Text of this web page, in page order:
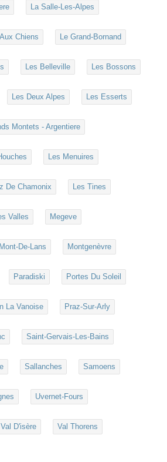
La Salle-Les-Alpes
Chiens Le Grand-Bornand
Les Belleville Les Bossons
Les Deux Alpes Les Esserts
Montets - Argentiere
Les Menuires
De Chamonix Les Tines
Valles Megeve
Mont-De-Lans Montgenèvre
Paradiski Portes Du Soleil
La Vanoise Praz-Sur-Arly
Saint-Gervais-Les-Bains
Sallanches Samoens
Uvernet-Fours
Val D'isère Val Thorens